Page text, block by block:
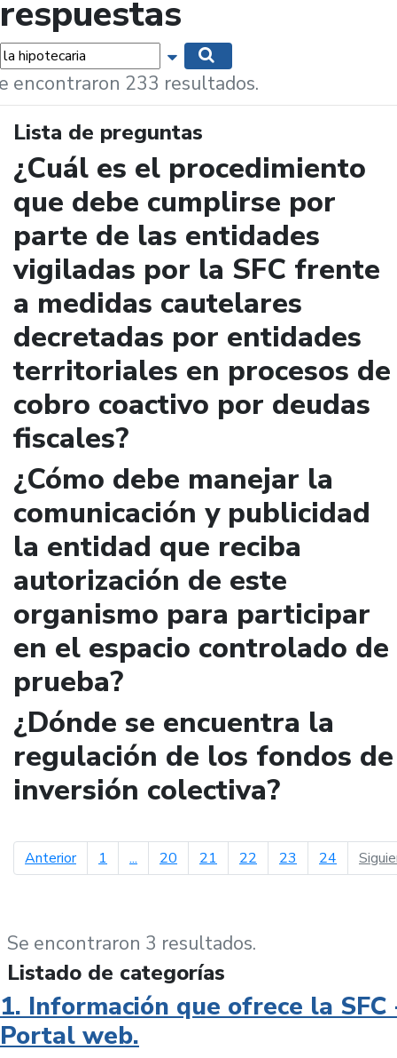
respuestas
Mostrar opciones de búsqueda
encontraron 233 resultados.
Lista de preguntas
¿Cuál es el procedimiento
que debe cumplirse por
parte de las entidades
vigiladas por la SFC frente
a medidas cautelares
decretadas por entidades
territoriales en procesos de
cobro coactivo por deudas
fiscales?
¿Cómo debe manejar la
comunicación y publicidad
la entidad que reciba
autorización de este
organismo para participar
en el espacio controlado de
prueba?
¿Dónde se encuentra la
regulación de los fondos de
inversión colectiva?
Anteriorpágina anterior
1 ... 20 21 22 23 24
Se encontraron 3 resultados.
Listado de categorías
1. Información que ofrece la SFC
Portal web.